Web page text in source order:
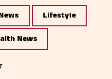
Lifestyle
News